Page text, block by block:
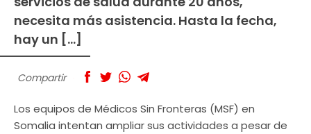
necesita más asistencia. Hasta la fecha,
hay un […]
Compartir
Los equipos de Médicos Sin Fronteras (MSF) en
Somalia intentan ampliar sus actividades a pesar de